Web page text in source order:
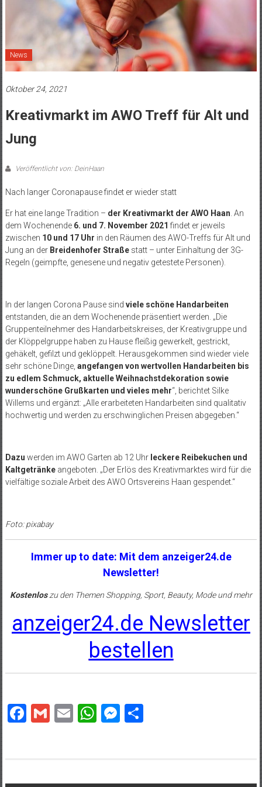
News
Oktober 24, 2021
Kreativmarkt im AWO Treff für Alt und
Jung
Veröffentlicht von: DeinHaan
Nach langer Coronapause findet er wieder statt
Er hat eine lange Tradition – der Kreativmarkt der AWO Haan . An
dem Wochenende 6. und 7. November 2021 findet er jeweils
zwischen 10 und 17 Uhr in den Räumen des AWO-Treffs für Alt und
Jung an der Breidenhofer Straßestatt – unter Einhaltung der 3G-
Regeln (geimpfte, genesene und negativ getestete Personen).
In der langen Corona Pause sind viele schöne Handarbeiten
entstanden, die an dem Wochenende präsentiert werden. „Die
Gruppenteilnehmer des Handarbeitskreises, der Kreativgruppe und
der Klöppelgruppe haben zu Hause fleißig gewerkelt, gestrickt,
gehäkelt, gefilzt und geklöppelt. Herausgekommen sind wieder viele
sehr schöne Dinge, angefangen von wertvollen Handarbeiten bis
zu edlem Schmuck, aktuelle Weihnachstdekoration sowie
wunderschöne Grußkarten und vieles mehr“, berichtet Silke
Willems und ergänzt: „Alle erarbeiteten Handarbeiten sind qualitativ
hochwertig und werden zu erschwinglichen Preisen abgegeben.“
Dazu werden im AWO Garten ab 12 Uhr leckere Reibekuchen und
Kaltgetränke angeboten. „Der Erlös des Kreativmarktes wird für die
vielfältige soziale Arbeit des AWO Ortsvereins Haan gespendet.“
Foto: pixabay
Immer up to date: Mit dem anzeiger24.de
Newsletter!
Kostenloszu den Themen Shopping, Sport, Beauty, Mode und mehr
anzeiger24.de Newsletter
bestellen
Facebook
Gmail
EmailWhatsApp
Messenger
Teilen